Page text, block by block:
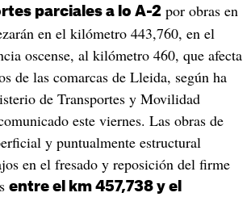
parciales a lo A-2 por obras en
en el kilómetro 443,760, en el
oscense, al kilómetro 460, que afecta
de las comarcas de Lleida, según ha
de Transportes y Movilidad
este viernes. Las obras de
y puntualmente estructural
en el fresado y reposición del firme
entre el km 457,738 y el